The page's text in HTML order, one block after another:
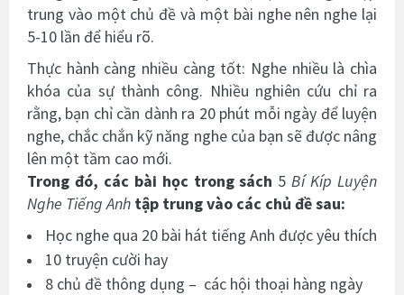
trung vào một chủ đề và một bài nghe nên nghe lại
5-10 lần để hiểu rõ.
Thực hành càng nhiều càng tốt: Nghe nhiều là chìa
khóa của sự thành công. Nhiều nghiên cứu chỉ ra
rằng, bạn chỉ cần dành ra 20 phút mỗi ngày để luyện
nghe, chắc chắn kỹ năng nghe của bạn sẽ được nâng
lên một tầm cao mới.
Trong đó, các bài học trong sách 5Bí Kíp Luyện
Nghe Tiếng Anh tập trung vào các chủ đề sau:
Học nghe qua 20 bài hát tiếng Anh được yêu thích
10 truyện cười hay
8 chủ đề thông dụng – các hội thoại hàng ngày